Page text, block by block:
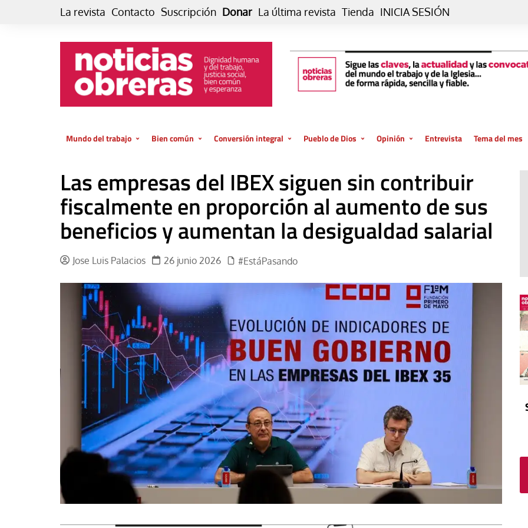
La revista Contacto Suscripción Donar La última revista Tienda INICIA SESIÓN
Mundo del trabajo
El trabajo es para la vida
GlobalizAcción
INFOR. Boletín informativo del
MMTC
Laboral
El amor en el mundo
Los empobrecidos por el
mundo
Radio — Mundo obrero hoy
Vidas precarias
Bien común
Economía
Conversión integral
de vida… es posible
El cuidado de la creación
Experiencia
Cultura
Libro
Dos minutos
Aplicaciones
Música
Poesía
Relato
Pueblo de Dios
La oración de cada día
Vaticano
El termómetro
El Evangelio en tu vida
In memoriam
Opinión
Blog De paso…
Blog Eutopía
Blog El Evangelio del trabajo
Tribuna
Blog Sembrando sueños,
recogiendo humanidad
Blog Mensajes guardados
La columna
Entrevista Tema del mes
Las empresas del IBEX siguen sin contribuir
fiscalmente en proporción al aumento de sus
beneficios y aumentan la desigualdad salarial
Jose Luis Palacios 26 junio 2026 #EstáPasando